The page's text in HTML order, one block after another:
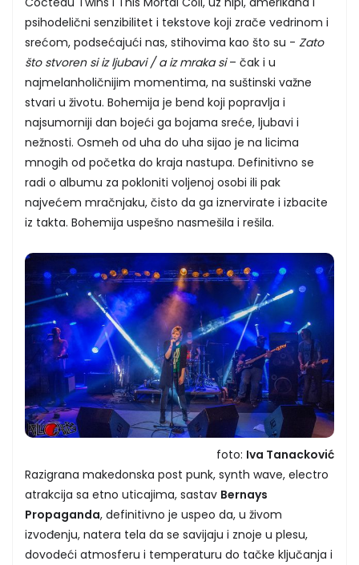
psihodelični senzibilitet i tekstove koji zrače vedrinom i
srećom, podsećajući nas, stihovima kao što su - Zato
što stvoren si iz ljubavi / a iz mraka si– čak i u
najmelanholičnijim momentima, na suštinski važne
stvari u životu. Bohemija je bend koji popravlja i
najsumorniji dan bojeći ga bojama sreće, ljubavi i
nežnosti. Osmeh od uha do uha sijao je na licima
mnogih od početka do kraja nastupa. Definitivno se
radi o albumu za pokloniti voljenoj osobi ili pak
najvećem mračnjaku, čisto da ga iznervirate i izbacite
iz takta. Bohemija uspešno nasmešila i rešila.
foto: Iva Tanacković
Razigrana makedonska post punk, synth wave, electro
atrakcija sa etno uticajima, sastav Bernays
Propaganda, definitivno je uspeo da, u živom
izvođenju, natera tela da se savijaju i znoje u plesu,
dovodeći atmosferu i temperaturu do tačke ključanja i